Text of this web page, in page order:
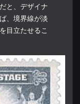
と、デザイナ
、境界線が淡
目立たせるこ